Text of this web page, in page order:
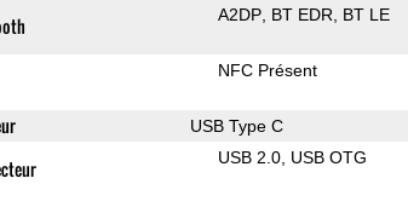
A2DP BT EDR BT LE
NFC Présent
USB Type C
USB 2.0 USB OTG